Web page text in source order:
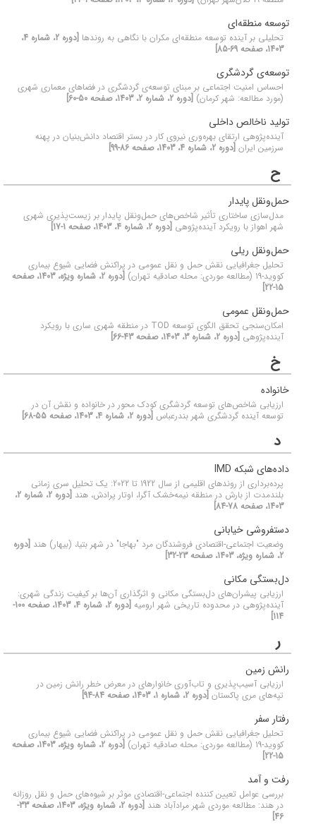
توسعه منطقه‌ای
تحلیلی بر آینده توسعه منطقه‌ای مکران با نگاهی به روندها
[دوره 2، شماره 4،
1403، صفحه 69-85]
توسعه‌ی گردشگری
احساس امنیت اجتماعی بر مبنای توسعه‌ی گردشگری در فضاهای معماری شهری
(مورد مطالعه: شهر کرمان) [دوره 2، شماره 2، 1403، صفحه 50-60]
تولید ناخالص داخلی
آینده‌پژوهی ارتقای بهره‌وری نیروی کار در بستر اقتصاد دانش‌بنیان در پهنه
سرزمین ایران [دوره 2، شماره 4، 1403، صفحه 86-99]
ح
حمل‌ونقل پایدار
مدل‌سازی ساختاری تأثیر شاخص‌های حمل‌و‌نقل پایدار بر زیست‌پذیری شهری
شهر اهواز با رویکرد آینده‌پژوهی [دوره 2، شماره 4، 1403، صفحه 1-17]
حمل‌و‌نقل ریلی
تحلیل جغرافیایی نقش حمل و نقل عمومی در پراکنش فضایی شیوع بیماری
کووید-19 (مطالعه موردی: محله صادقیه تهران)
[دوره 2، شماره ویژه، 1403، صفحه
15-22]
حمل‌ونقل عمومی
امکان‌سنجی تحقق الگوی توسعه TOD در منطقه شهری ساری با رویکرد
آینده‌پژوهی [دوره 2، شماره 3، 1403، صفحه 43-66]
خ
خانواده
ارزیابی شاخص‌های توسعه گردشگری کودک محور در خانواده و نقش آن در
توسعه آینده گردشگری شهر بندرعباس [دوره 2، شماره 4، 1403، صفحه 55-68]
د
داده‌های شبکه IMD
پرده‌برداری از روندهای اقلیمی از سال 1922 تا 2022: یک تحلیل سری زمانی
بلندمدت از بارش در منطقه نیمه‌خشک آگرا، اوتار پرادش، هند
[دوره 2، شماره 2،
1403، صفحه 78-84]
دستفروشی خیابانی
وضعیت اجتماعی-اقتصادی فروشندگان مرد "بهاجا" در شهر بتیا، (بیهار) هند [دوره
2، شماره ویژه، 1403، صفحه 23-32]
دل‌بستگی مکانی
ارزیابی پیشران‌های دل‌بستگی مکانی و اثرگذاری آن‌ها بر کیفیت زندگی شهری:
آینده‌پژوهی در محدوده تاریخی شهر ارومیه
[دوره 2، شماره 4، 1403، صفحه 100-
114]
ر
رانش زمین
ارزیابی آسیب‌پذیری و تاب‌آوری خانوارهای در معرض خطر رانش زمین در
تپه‌های مری پاکستان [دوره 2، شماره 1، 1403، صفحه 84-94]
رفتار سفر
تحلیل جغرافیایی نقش حمل و نقل عمومی در پراکنش فضایی شیوع بیماری
کووید-19 (مطالعه موردی: محله صادقیه تهران)
[دوره 2، شماره ویژه، 1403، صفحه
15-22]
رفت و آمد
بررسی عوامل تعیین کننده اجتماعی-اقتصادی موثر بر شیوه‌های حمل و نقل روزانه
در هند: مطالعه موردی شهر مرادآباد هند
[دوره 2، شماره ویژه، 1403، صفحه 33-
46]